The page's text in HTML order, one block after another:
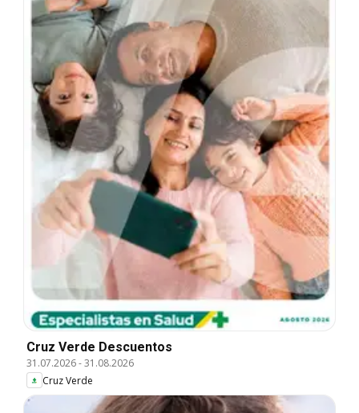
Cruz Verde Descuentos
31.07.2026-31.08.2026
Cruz Verde